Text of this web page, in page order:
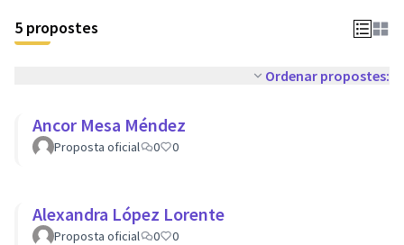
5 propostes
Ordenar propostes:
Ancor Mesa Méndez
Proposta oficial 0 0
Alexandra López Lorente
Proposta oficial 0 0